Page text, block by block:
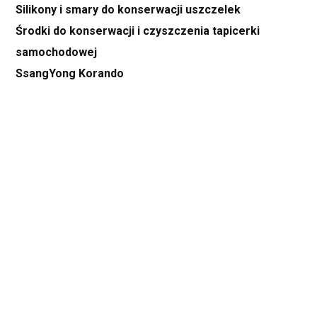
Silikony i smary do konserwacji uszczelek
Środki do konserwacji i czyszczenia tapicerki
samochodowej
SsangYong Korando